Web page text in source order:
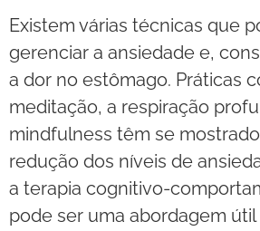
Existem várias técnicas que
gerenciar a ansiedade e,
a dor no estômago. Práticas
meditação, a respiração
mindfulness têm se
redução dos níveis de
a terapia cognitivo-
pode ser uma abordagem